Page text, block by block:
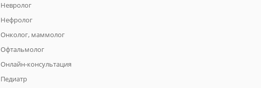
Невролог
Нефролог
Онколог, маммолог
Офтальмолог
Онлайн-консультация
Педиатр